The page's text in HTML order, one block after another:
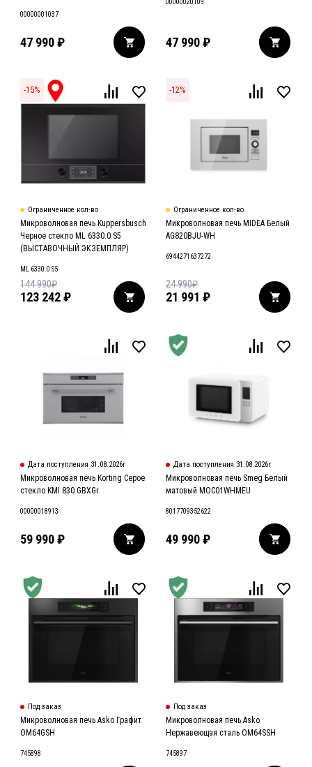
00000001037
47 990₽
00000020109
47 990 ₽
-15%
Ограниченное кол-во
Микроволновая печь Kuppersbusch
Черное стекло ML 6330.0 S5
(ВЫСТАВОЧНЫЙ ЭКЗЕМПЛЯР)
ML 6330.0 S5
123 242₽
144 990₽
-12%
Ограниченное кол-во
Микроволновая печь MIDEA Белый
AG820BJU-WH
6944271637272
21 991 ₽
24 990₽
Дата поступления 31.08.2026г
Микроволновая печь Korting Серое
стекло KMI 830 GBXGr
00000018913
59 990₽
Дата поступления 31.08.2026г
Микроволновая печь Smeg Белый
матовый MOC01WHMEU
8017709352622
49 990 ₽
Под заказ
Микроволновая печь Asko Графит
OM64GSH
745898
Под заказ
Микроволновая печь Asko
Нержавеющая сталь OM64SSH
745897